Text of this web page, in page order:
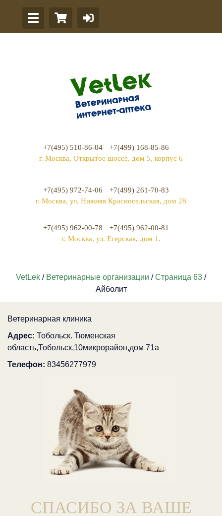
+7(495) 510-86-04
+7(499) 168-85-86
г. Москва, Открытое шоссе, дом 5, корпус 6
+7(495) 972-74-06
+7(499) 261-70-83
г. Москва, ул. Нижняя Красносельская, дом 28
+7(495) 962-00-78
+7(495) 962-00-81
г. Москва, ул. Егерская, дом 1.
VetLek / Ветеринарные организации /Страница 63 /
Айболит
Ветеринарная клиника
Адрес: Тобольск. Тюменская
область,Тобольск,10микрорайон,дом 71а
Телефон: 83456277979
СПАСИБО ЗА ВАШЕ